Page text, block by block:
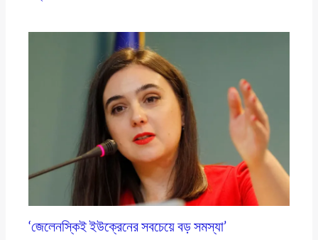
‘জেলেনস্কিই ইউক্রেনের সবচেয়ে বড় সমস্যা’